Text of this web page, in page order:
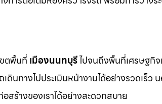
ตพื้นที่ เมืองนนทบุรีไปจนถึงพื้นที่เศรษฐกิจ
ดินทางไปประเมินหน้างานได้อย่างรวดเร็ว
สร้างของเราได้อย่างสะดวกสบาย